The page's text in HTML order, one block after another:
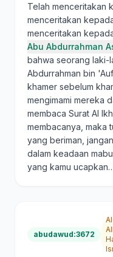
Telah menceritakan
menceritakan
menceritakan
Abu Abdurrahman
bahwa seorang laki-
Abdurrahman bin
khamer sebelum
mengimami mereka
membaca Surat Al
membacanya, maka
yang beriman,
dalam keadaan
yang kamu
abudawud:3672